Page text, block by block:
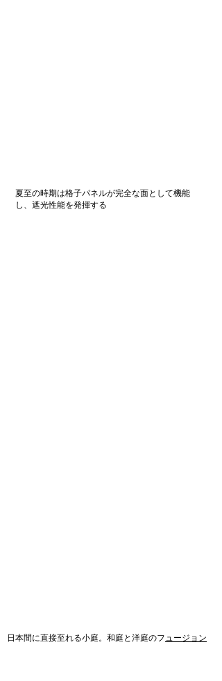
夏至の時期は格子パネルが完全な面として機能
し、遮光性能を発揮する
日本間に直接至れる小庭。和庭と洋庭のフ​ュージョン